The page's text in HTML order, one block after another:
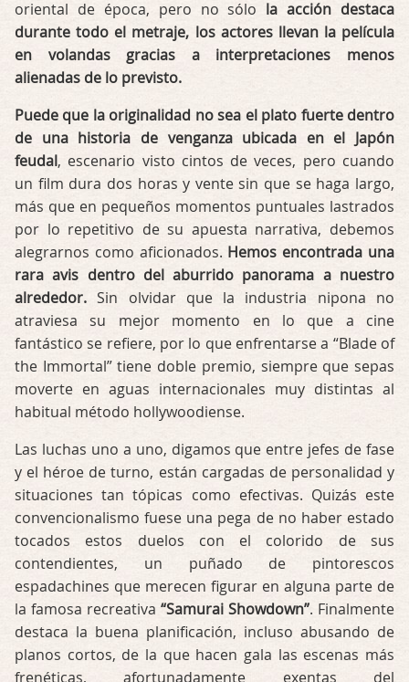
oriental de época, pero no sólo la acción destaca
durante todo el metraje, los actores llevan la película
en volandas gracias a interpretaciones menos
alienadas de lo previsto.
Puede que la originalidad no sea el plato fuerte dentro
de una historia de venganza ubicada en el Japón
feudal, escenario visto cintos de veces, pero cuando
un film dura dos horas y vente sin que se haga largo,
más que en pequeños momentos puntuales lastrados
por lo repetitivo de su apuesta narrativa, debemos
alegrarnos como aficionados. Hemos encontrada una
rara avis dentro del aburrido panorama a nuestro
alrededor. Sin olvidar que la industria nipona no
atraviesa su mejor momento en lo que a cine
fantástico se refiere, por lo que enfrentarse a “Blade of
the Immortal” tiene doble premio, siempre que sepas
moverte en aguas internacionales muy distintas al
habitual método hollywoodiense.
Las luchas uno a uno, digamos que entre jefes de fase
y el héroe de turno, están cargadas de personalidad y
situaciones tan tópicas como efectivas. Quizás este
convencionalismo fuese una pega de no haber estado
tocados estos duelos con el colorido de sus
contendientes, un puñado de pintorescos
espadachines que merecen figurar en alguna parte de
la famosa recreativa “Samurai Showdown”. Finalmente
destaca la buena planificación, incluso abusando de
planos cortos, de la que hacen gala las escenas más
frenéticas, afortunadamente exentas del